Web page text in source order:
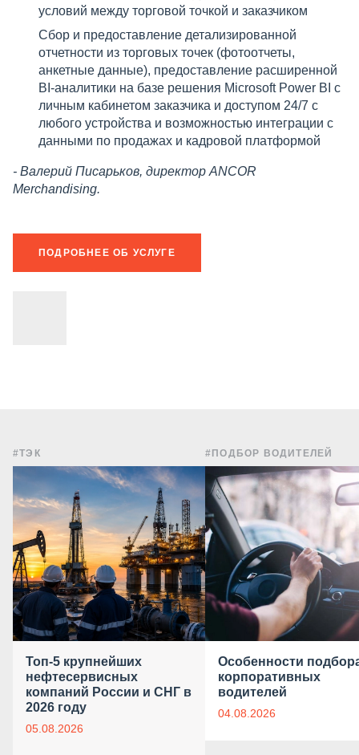
условий между торговой точкой и заказчиком
Сбор и предоставление детализированной
отчетности из торговых точек (фотоотчеты,
анкетные данные), предоставление расширенной
BI-аналитики на базе решения Microsoft Power BI с
личным кабинетом заказчика и доступом 24/7 с
любого устройства и возможностью интеграции с
данными по продажах и кадровой платформой
- Валерий Писарьков, директор ANCOR
Merchandising.
ПОДРОБНЕЕ ОБ УСЛУГЕ
#ТЭК
Топ-5 крупнейших
нефтесервисных
компаний России и СНГ в
2026 году
05.08.2026
#ПОДБОР ВОДИТЕЛЕЙ
Особенности
корпоративных
водителей
04.08.2026